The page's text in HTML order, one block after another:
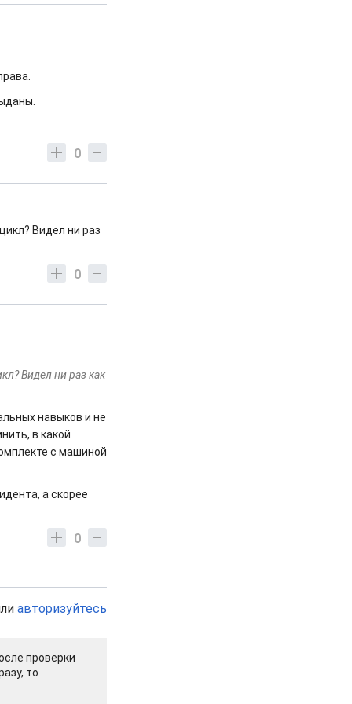
0
Видел ни раз
0
Видел ни раз как
навыков и не
в какой
с машиной
а скорее
0
авторизуйтесь
проверки
то